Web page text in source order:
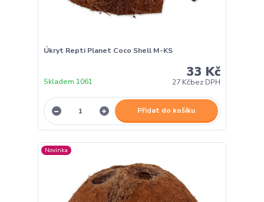
Úkryt Repti Planet Coco Shell M-KS
33 Kč
27 Kčbez DPH
Skladem 1061
Přidat do košíku
Novinka